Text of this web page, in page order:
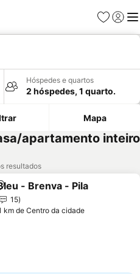
Favoritos
Iniciar
Hóspedes e quartos
2 hóspedes, 1 quarto.
Mapa
apartamento inteiro
resultados
aos favoritos
- Brenva - Pila
15
km de Centro da cidade